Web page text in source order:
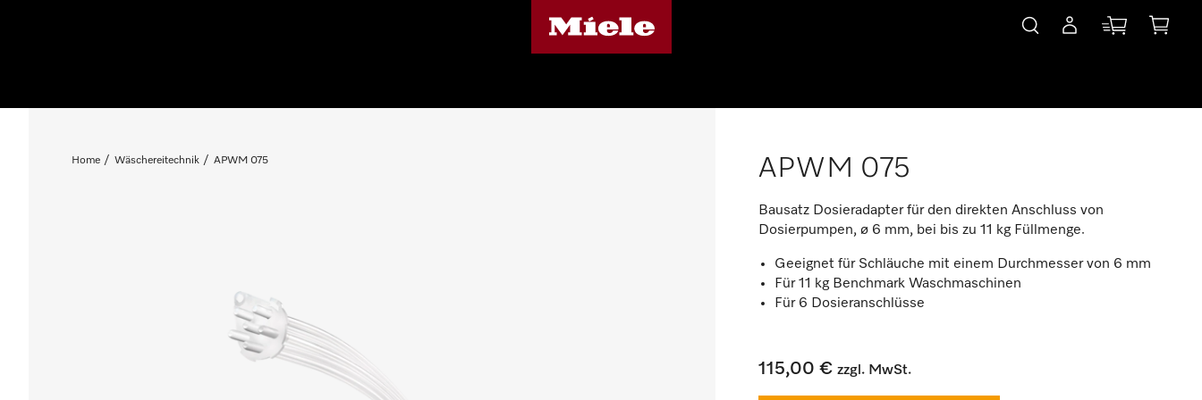
Home Wäschereitechnik APWM 075 APWM 075
Bausatz Dosieradapter für den direkten Anschluss von
Dosierpumpen, ø 6 mm, bei bis zu 11 kg Füllmenge.
Geeignet für Schläuche mit einem Durchmesser von 6 mm
Für 11 kg Benchmark Waschmaschinen
Für 6 Dosieranschlüsse
115,00 € zzgl. MwSt.